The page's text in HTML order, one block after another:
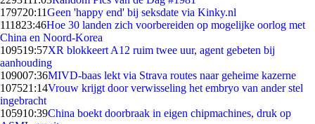
179720:11Geen 'happy end' bij seksdate via Kinky.nl
111823:46Hoe 30 landen zich voorbereiden op mogelijke oorlog met
China en Noord-Korea
109519:57XR blokkeert A12 ruim twee uur, agent gebeten bij
aanhouding
109007:36MIVD-baas lekt via Strava routes naar geheime kazerne
107521:14Vrouw krijgt door verwisseling het embryo van ander stel
ingebracht
105910:39China boekt doorbraak in eigen chipmachines, druk op